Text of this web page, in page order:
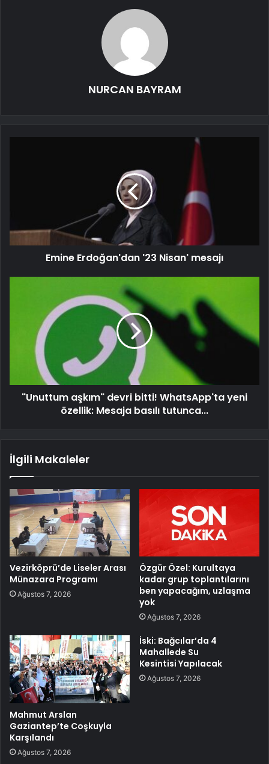
NURCAN BAYRAM
Emine Erdoğan'dan '23 Nisan' mesajı
"Unuttum aşkım" devri bitti! WhatsApp'ta yeni
özellik: Mesaja basılı tutunca...
İlgili Makaleler
Vezirköprü’de Liseler Arası
Münazara Programı
Ağustos 7, 2026
Özgür Özel: Kurultaya
kadar grup toplantılarını
ben yapacağım, uzlaşma
yok
Ağustos 7, 2026
Mahmut Arslan
Gaziantep’te Coşkuyla
Karşılandı
Ağustos 7, 2026
İski: Bağcılar’da 4
Mahallede Su
Kesintisi Yapılacak
Ağustos 7, 2026